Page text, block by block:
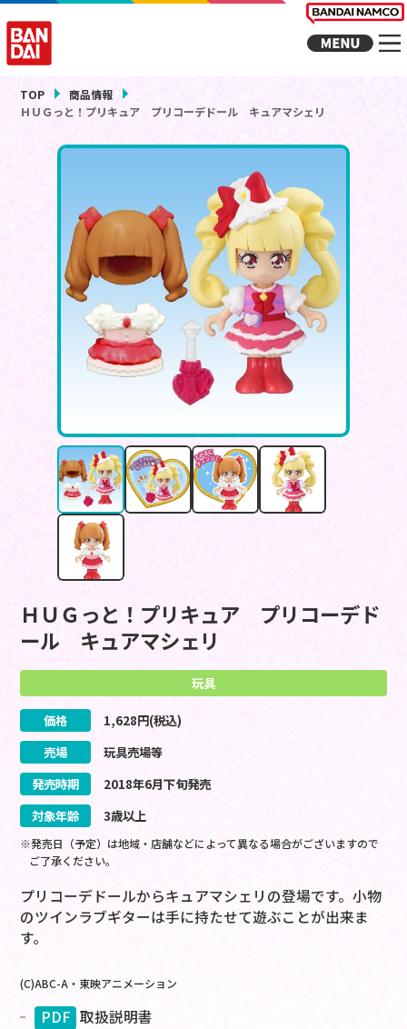
TOP
商品情報
ＨＵＧっと！プリキュア プリコーデドール キュアマシェリ
ＨＵＧっと！プリキュア プリコーデド
ール キュアマシェリ
玩具
価格 1,628円(税込)
売場
玩具売場等
発売時期
2018年6月下旬発売
対象年齢
3歳以上
※発売日（予定）は地域・店舗などによって異なる場合がございますので
ご了承ください。
プリコーデドールからキュアマシェリの登場です。小物
のツインラブギターは手に持たせて遊ぶことが出来ま
す。
(C)ABC-A・東映アニメーション
PDF 取扱説明書